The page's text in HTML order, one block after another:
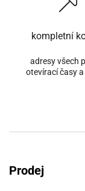
kompletní
adresy všech
otevírací časy
Prodej